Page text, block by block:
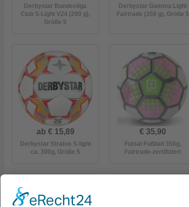
Derbystar Bundesliga
Club S-Light V24 (290 g),
Größe 5
Derbystar Gamma Light
Fairtrade (350 g), Größe 5
ab € 15,89
Derbystar Stratos S-light
ca. 300g, Größe 5
€ 35,90
Futsal Fußball 350g,
Fairtrade-zertifiziert